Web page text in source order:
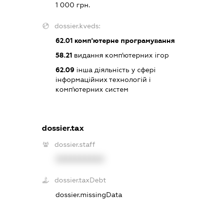
1 000 грн.
dossier.kveds:
62.01комп'ютерне програмування
58.21видання комп'ютерних ігор
62.09інша діяльність у сфері
інформаційних технологій і
комп'ютерних систем
dossier.tax
dossier.staff
dossier.taxDebt
dossier.missingData